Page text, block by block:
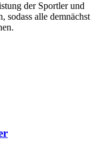
der Sportler und
sodass alle demnächst